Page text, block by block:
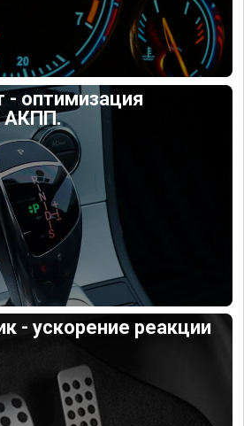
- оптимизация
АКПП.
- ускорение реакции